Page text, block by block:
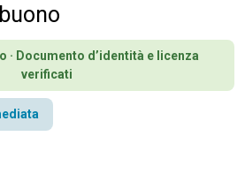
· Documento d’identità e licenza
verificati